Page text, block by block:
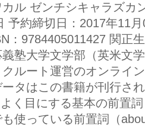
ル ゼンチシキャラズカ
予約締切日：2017年11
：9784405011427 関正
塾大学文学部（英米文
ルート運営のオンライ
タはこの書籍が刊行さ
く目にする基本の前置
も使っている前置詞（